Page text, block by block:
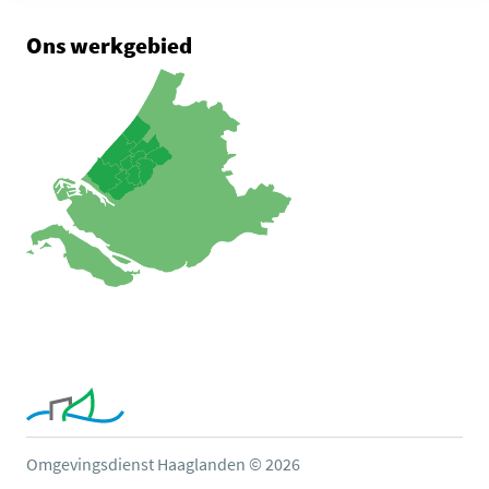
Ons werkgebied
Omgevingsdienst Haaglanden © 2026